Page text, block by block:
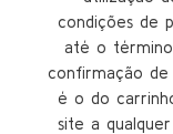
condições de
até o término
confirmação de
é o do
site a